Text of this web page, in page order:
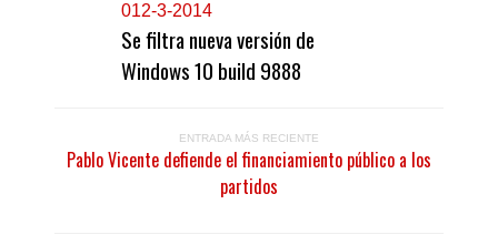
012-3-2014
Se filtra nueva versión de
Windows 10 build 9888
ENTRADA MÁS RECIENTE
Pablo Vicente defiende el financiamiento público a los
partidos